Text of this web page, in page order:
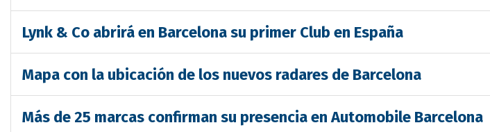
Lynk & Co abrirá en Barcelona su primer Club en España
Mapa con la ubicación de los nuevos radares de Barcelona
Más de 25 marcas confirman su presencia en Automobile Barcelona